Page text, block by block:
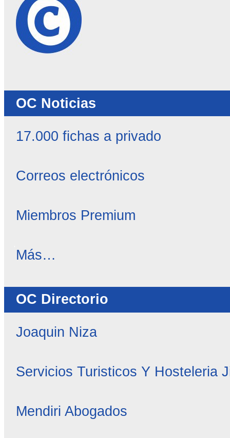
OC Noticias
17.000 fichas a privado
Correos electrónicos
Miembros Premium
OC
Más…
OC Directorio
Joaquin Niza
Servicios Turisticos Y Hosteleria
Mendiri Abogados